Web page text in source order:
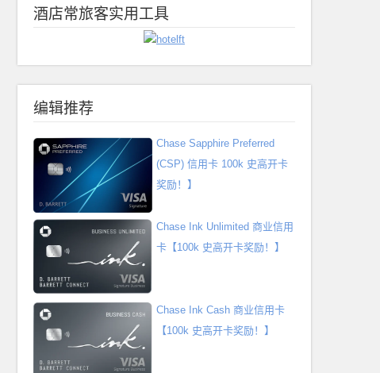
酒店常旅客实用工具
编辑推荐
Chase Sapphire Preferred
(CSP) 信用卡 100k 史高开卡
奖励！】
Chase Ink Unlimited 商业信用
卡【100k 史高开卡奖励！】
Chase Ink Cash 商业信用卡
【100k 史高开卡奖励！】